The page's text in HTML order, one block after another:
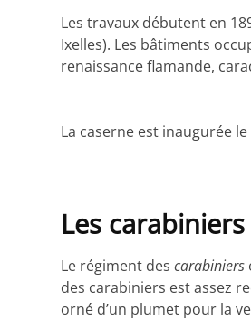
Les travaux débutent en
Ixelles). Les bâtiments
renaissance flamande,
La caserne est inaugurée
Les carabiniers
Le régiment descarabiniers
des carabiniers est assez
orné d’un plumet pour la